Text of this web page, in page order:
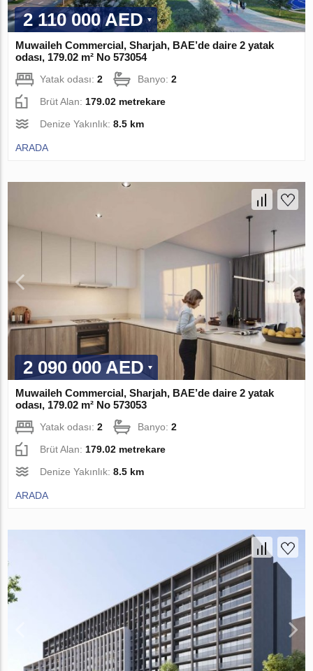
2 110 000 AED
Muwaileh Commercial, Sharjah, BAE’de daire 2 yatak
odası, 179.02 m² No 573054
Yatak odası:2 Banyo:2
Brüt Alan: 179.02 metrekare
Denize Yakınlık:8.5 km
ARADA
2 090 000 AED
Muwaileh Commercial, Sharjah, BAE’de daire 2 yatak
odası, 179.02 m² No 573053
Yatak odası:2 Banyo:2
Brüt Alan:179.02 metrekare
Denize Yakınlık:8.5 km
ARADA